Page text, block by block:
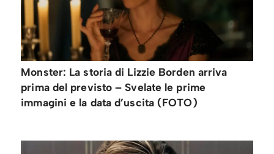
Monster: La storia di Lizzie Borden arriva
prima del previsto – Svelate le prime
immagini e la data d’uscita (FOTO)